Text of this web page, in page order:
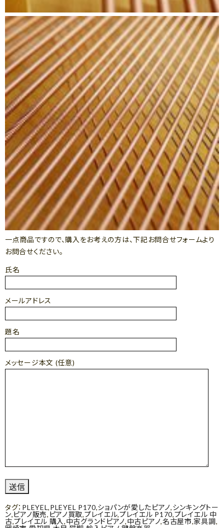
一点商品ですので、購入をお考えの方は、下記お問合せフォームより
お問合せください。
氏名
メールアドレス
題名
メッセージ本文 (任意)
タグ： PLEYEL,PLEYEL P170,ショパンが愛したピアノ,シンキングトー
ン,ピアノ販売, ピアノ買取,プレイエル,プレイエル P170,プレイエル 中
古,プレイエル 購入,中古グランドピアノ,中古ピアノ,名古屋市,家具調,